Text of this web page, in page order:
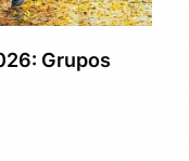
Grupos